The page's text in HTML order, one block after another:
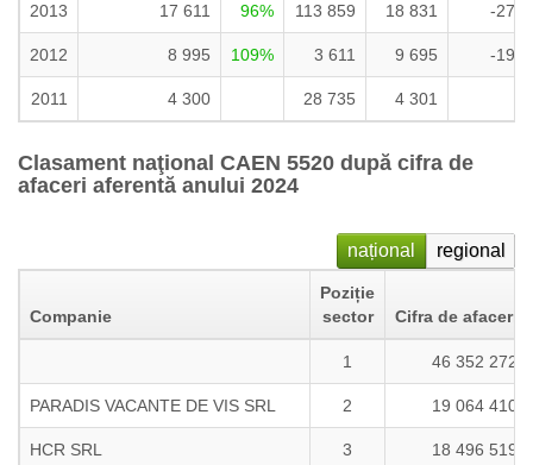
2013 17 611 96% 113 859 18 831 -27
2012 8 995 109% 3 611 9 695 -19
2011 4 300 28 735 4 301
Clasament naţional CAEN 5520 după cifra de
afaceri aferentă anului 2024
național regional
Companie
Poziție
sector
Cifra de afaceri
1 46 352 272
PARADIS VACANTE DE VIS SRL 2 19 064 410
HCR SRL 3 18 496 519